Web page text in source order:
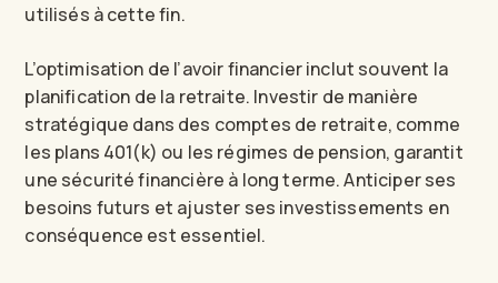
utilisés à cette fin.
L’optimisation de l’avoir financier inclut souvent la
planification de la retraite. Investir de manière
stratégique dans des comptes de retraite, comme
les plans 401(k) ou les régimes de pension, garantit
une sécurité financière à long terme. Anticiper ses
besoins futurs et ajuster ses investissements en
conséquence est essentiel.